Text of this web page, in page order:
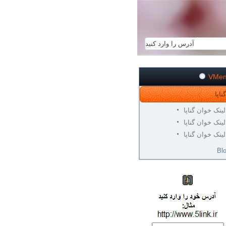
لینک خوان گناپا
لینک خوان گناپا
لینک خوان گناپا